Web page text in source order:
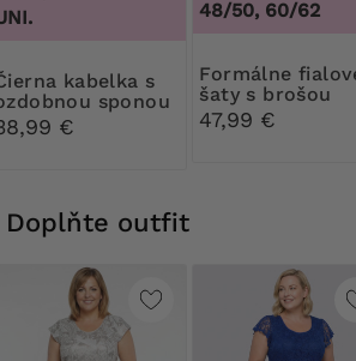
s
sponou
€
48/50, 60/62
Formálne fialové
šaty s brošou
47,99 €
Doplňte outfit